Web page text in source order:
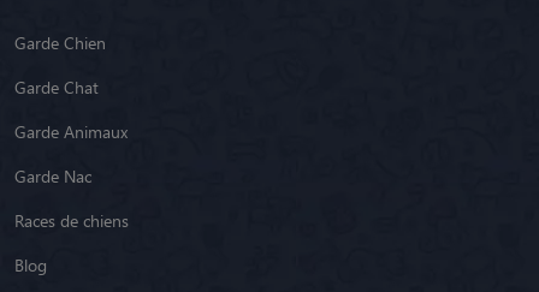
Garde Chien
Garde Chat
Garde Animaux
Garde Nac
Races de chiens
Blog